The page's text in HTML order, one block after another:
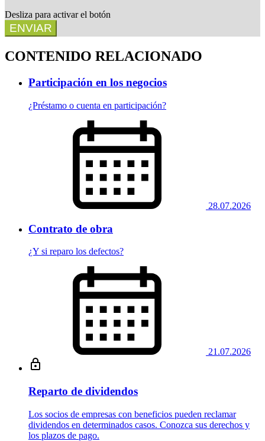
Desliza para activar el botón
ENVIAR
CONTENIDO RELACIONADO
Participación en los negocios
¿Préstamo o cuenta en participación?
28.07.2026
Contrato de obra
¿Y si reparo los defectos?
21.07.2026
Reparto de dividendos
Los socios de empresas con beneficios pueden reclamar
dividendos en determinados casos. Conozca sus derechos y
los plazos de pago.